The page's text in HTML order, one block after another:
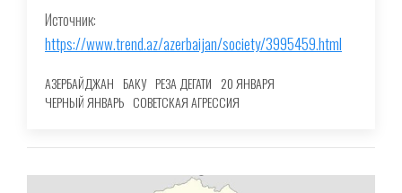
Источник:
https://www.trend.az/azerbaijan/society/3995459.html
АЗЕРБАЙДЖАН БАКУ РЕЗА ДЕГАТИ 20 ЯНВАРЯ
ЧЕРНЫЙ ЯНВАРЬ СОВЕТСКАЯ АГРЕССИЯ